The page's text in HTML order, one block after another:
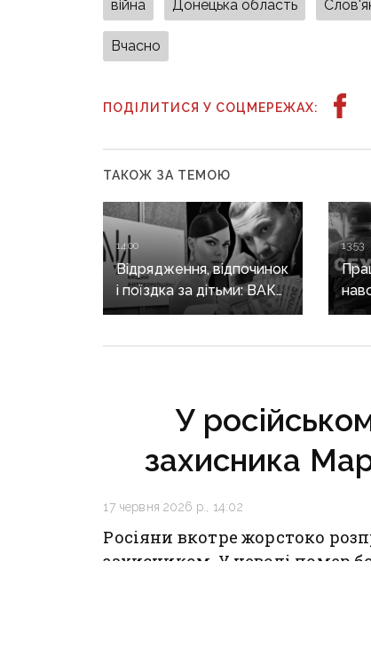
війна Донецька область
Вчасно
ПОДІЛИТИСЯ У СОЦМЕРЕЖАХ:
ТАКОЖ ЗА ТЕМОЮ
14:00
Відрядження, відпочинок
і поїздка за дітьми: ВАКС
знову відмовив
13:53
на
У
захисника
17 червня 2026 р., 14:02
Росіяни вкотре жорстоко
захисником. У неволі помер